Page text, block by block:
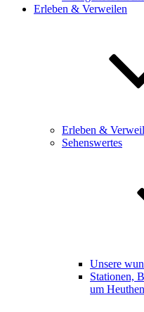
Erleben & Verweilen
Erleben &
Sehenswertes
Unsere
Stationen,
um Heuthen